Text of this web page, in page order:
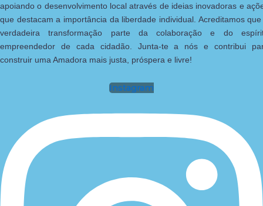
apoiando o desenvolvimento local através de ideias inovadoras e
que destacam a importância da liberdade individual. Acreditamos
verdadeira transformação parte da colaboração e do
empreendedor de cada cidadão. Junta-te a nós e contribui
construir uma Amadora mais justa, próspera e livre!
Instagram